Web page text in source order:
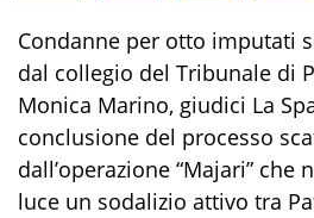
Condanne per otto imputati
dal collegio del Tribunale di
Monica Marino, giudici La
conclusione del processo
dall’operazione “Majari” che
luce un sodalizio attivo tra